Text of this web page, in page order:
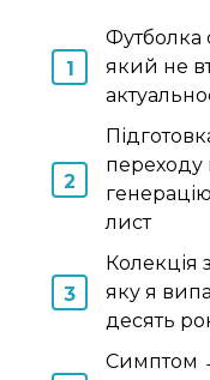
Футболка
який не
переходу
лист
Колекція
яку я
десять
Симптом